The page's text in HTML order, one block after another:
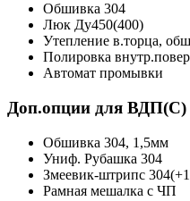
Обшивка 304
Люк Ду450(400)
Утепление в.торца,
Полировка
Автомат промывки
Доп.опции для ВДП(С)
Обшивка 304, 1,5мм
Униф. Рубашка 304
Змеевик-штрипс
Рамная мешалка с ЧП